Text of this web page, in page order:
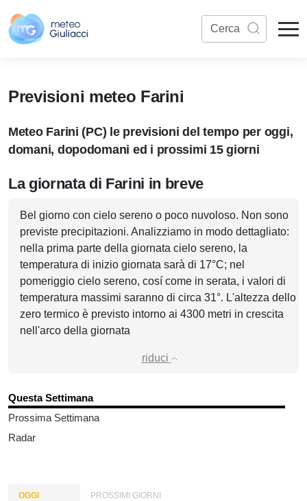
Previsioni meteo Farini
Meteo Farini (PC) le previsioni del tempo per oggi,
domani, dopodomani ed i prossimi 15 giorni
La giornata di Farini in breve
Bel giorno con cielo sereno o poco nuvoloso. Non sono
previste precipitazioni. Analizziamo in modo dettagliato:
nella prima parte della giornata cielo sereno, la
temperatura di inizio giornata sarà di 17°C; nel
pomeriggio cielo sereno, cosí come in serata, i valori di
temperatura massimi saranno di circa 31°. L'altezza dello
zero termico è previsto intorno ai 4300 metri in crescita
nell'arco della giornata
riduci
Questa Settimana
Prossima Settimana
Radar
OGGI PROSSIMI GIORNI